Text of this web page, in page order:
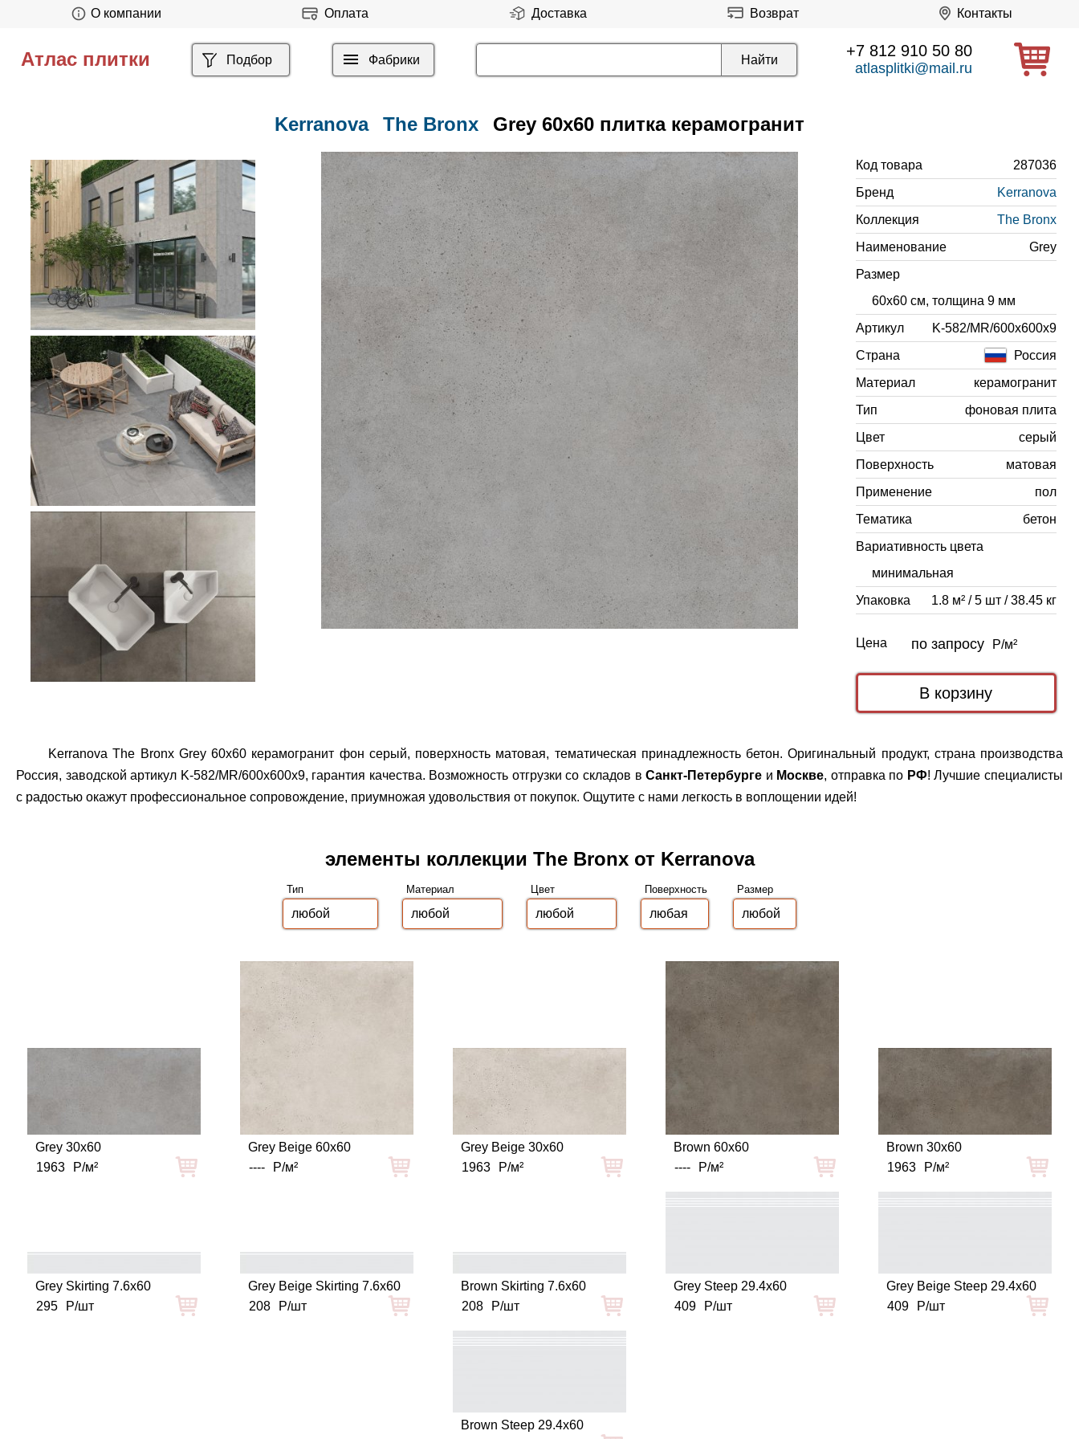
О компании Оплата Доставка Возврат Контакты
Атлас плитки Подбор Фабрики +7 812 910 50 80
atlasplitki@mail.ru
Kerranova The Bronx Grey 60x60 плитка керамогранит
Код товара
287036
Бренд
Kerranova
Коллекция
The Bronx
Наименование
Grey
Размер
60x60 см, толщина 9 мм
Артикул
K-582/MR/600x600x9
Страна
Россия
Материал
керамогранит
Тип
фоновая плита
Цвет
серый
Поверхность
матовая
Применение
пол
Тематика
бетон
Вариативность цвета
минимальная
Упаковка
1.8 м² / 5 шт / 38.45 кг
Цена по запросу Р/м²
Kerranova The Bronx Grey 60x60 керамогранит фон серый, поверхность матовая, тематическая принадлежность бетон. Оригинальный продукт, страна производства
Россия, заводской артикул K-582/MR/600x600x9, гарантия качества. Возможность отгрузки со складов вСанкт-Петербурге и Москве, отправка по РФ! Лучшие специалисты
с радостью окажут профессиональное сопровождение, приумножая удовольствия от покупок. Ощутите с нами легкость в воплощении идей!
элементы коллекции The Bronx от Kerranova
Тип Материал Цвет Поверхность Размер
Grey 30x60
1963
Р/м²
Grey Beige 60x60
----
Р/м²
Grey Beige 30x60
1963
Р/м²
Brown 60x60
----
Р/м²
Brown 30x60
1963
Р/м²
Grey Skirting 7.6x60
295
Р/шт
Grey Beige Skirting 7.6x60
208
Р/шт
Brown Skirting 7.6x60
208
Р/шт
Grey Steep 29.4x60
409
Р/шт
Grey Beige Steep 29.4x60
409
Р/шт
Brown Steep 29.4x60